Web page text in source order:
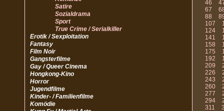
Satire
Sozialdrama
Sport
True Crime / Serialkiller
Erotik / Sexploitation
Fantasy
Film Noir
Gangsterfilme
Gay / Queer Cinema
Hongkong-Kino
Horror
Jugendfilme
Kinder- / Familienfilme
Komödie
46
67
88
107
124
141
158
175
192
209
226
243
260
277
294
311